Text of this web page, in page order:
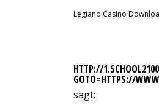
Legiano Casino
HTTP://
GOTO=HTTPS://
sagt: